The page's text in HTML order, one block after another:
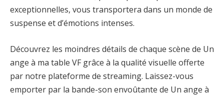
exceptionnelles, vous transportera dans un monde de
suspense et d’émotions intenses.
Découvrez les moindres détails de chaque scène de Un
ange à ma table VF grâce à la qualité visuelle offerte
par notre plateforme de streaming. Laissez-vous
emporter par la bande-son envoûtante de Un ange à